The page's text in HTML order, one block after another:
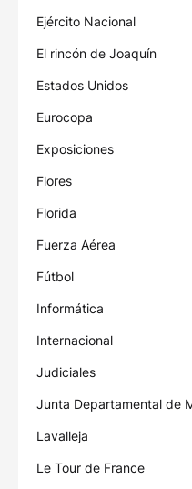
Ejército Nacional
El rincón de Joaquín
Estados Unidos
Eurocopa
Exposiciones
Flores
Florida
Fuerza Aérea
Fútbol
Informática
Internacional
Judiciales
Junta Departamental de
Lavalleja
Le Tour de France